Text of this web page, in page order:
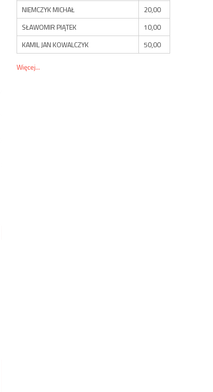
NIEMCZYK MICHAŁ
20,00
SŁAWOMIR PIĄTEK
10,00
KAMIL JAN KOWALCZYK
50,00
Więcej...